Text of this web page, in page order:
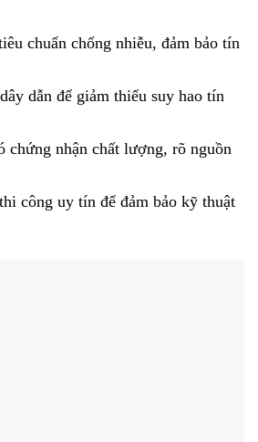
chuẩn chống nhiễu, đảm bảo tín
dẫn để giảm thiểu suy hao tín
chứng nhận chất lượng, rõ nguồn
công uy tín để đảm bảo kỹ thuật